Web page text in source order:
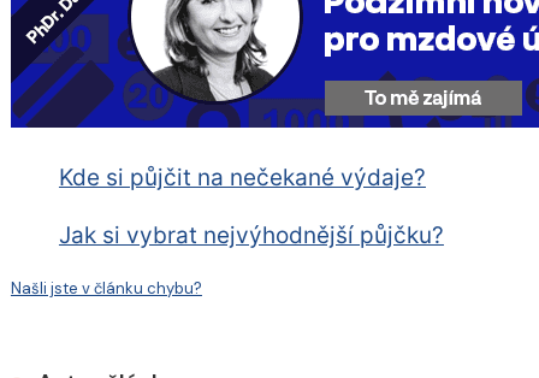
Kde si půjčit na nečekané výdaje?
Jak si vybrat nejvýhodnější půjčku?
Našli jste v článku chybu?